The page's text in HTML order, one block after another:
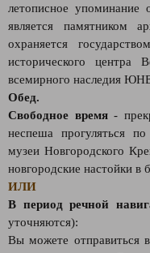
летописное
является памятником
охраняется
исторического центра
всемирного наследия
Обед.
Свободное время-
неспеша прогуляться
музеи Новгородского
новгородские настойки в
ИЛИ
В период речной
уточняются):
Вы можете отправиться